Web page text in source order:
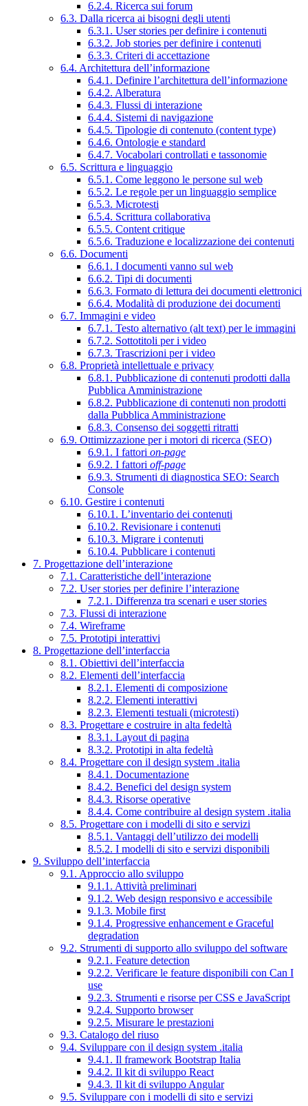
6.2.4. Ricerca sui forum
6.3. Dalla ricerca ai bisogni degli utenti
6.3.1. User stories per definire i contenuti
6.3.2. Job stories per definire i contenuti
6.3.3. Criteri di accettazione
6.4. Architettura dell’informazione
6.4.1. Definire l’architettura dell’informazione
6.4.2. Alberatura
6.4.3. Flussi di interazione
6.4.4. Sistemi di navigazione
6.4.5. Tipologie di contenuto (content type)
6.4.6. Ontologie e standard
6.4.7. Vocabolari controllati e tassonomie
6.5. Scrittura e linguaggio
6.5.1. Come leggono le persone sul web
6.5.2. Le regole per un linguaggio semplice
6.5.3. Microtesti
6.5.4. Scrittura collaborativa
6.5.5. Content critique
6.5.6. Traduzione e localizzazione dei contenuti
6.6. Documenti
6.6.1. I documenti vanno sul web
6.6.2. Tipi di documenti
6.6.3. Formato di lettura dei documenti elettronici
6.6.4. Modalità di produzione dei documenti
6.7. Immagini e video
6.7.1. Testo alternativo (alt text) per le immagini
6.7.2. Sottotitoli per i video
6.7.3. Trascrizioni per i video
6.8. Proprietà intellettuale e privacy
6.8.1. Pubblicazione di contenuti prodotti dalla
Pubblica Amministrazione
6.8.2. Pubblicazione di contenuti non prodotti
dalla Pubblica Amministrazione
6.8.3. Consenso dei soggetti ritratti
6.9. Ottimizzazione per i motori di ricerca (SEO)
6.9.1. I fattori on-page
6.9.2. I fattori off-page
6.9.3. Strumenti di diagnostica SEO: Search
Console
6.10. Gestire i contenuti
6.10.1. L’inventario dei contenuti
6.10.2. Revisionare i contenuti
6.10.3. Migrare i contenuti
6.10.4. Pubblicare i contenuti
7. Progettazione dell’interazione
7.1. Caratteristiche dell’interazione
7.2. User stories per definire l’interazione
7.2.1. Differenza tra scenari e user stories
7.3. Flussi di interazione
7.4. Wireframe
7.5. Prototipi interattivi
8. Progettazione dell’interfaccia
8.1. Obiettivi dell’interfaccia
8.2. Elementi dell’interfaccia
8.2.1. Elementi di composizione
8.2.2. Elementi interattivi
8.2.3. Elementi testuali (microtesti)
8.3. Progettare e costruire in alta fedeltà
8.3.1. Layout di pagina
8.3.2. Prototipi in alta fedeltà
8.4. Progettare con il design system .italia
8.4.1. Documentazione
8.4.2. Benefici del design system
8.4.3. Risorse operative
8.4.4. Come contribuire al design system .italia
8.5. Progettare con i modelli di sito e servizi
8.5.1. Vantaggi dell’utilizzo dei modelli
8.5.2. I modelli di sito e servizi disponibili
9. Sviluppo dell’interfaccia
9.1. Approccio allo sviluppo
9.1.1. Attività preliminari
9.1.2. Web design responsivo e accessibile
9.1.3. Mobile first
9.1.4. Progressive enhancement e Graceful
degradation
9.2. Strumenti di supporto allo sviluppo del software
9.2.1. Feature detection
9.2.2. Verificare le feature disponibili con Can I
use
9.2.3. Strumenti e risorse per CSS e JavaScript
9.2.4. Supporto browser
9.2.5. Misurare le prestazioni
9.3. Catalogo del riuso
9.4. Sviluppare con il design system .italia
9.4.1. Il framework Bootstrap Italia
9.4.2. Il kit di sviluppo React
9.4.3. Il kit di sviluppo Angular
9.5. Sviluppare con i modelli di sito e servizi